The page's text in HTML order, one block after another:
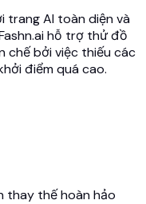
trang AI toàn diện và
hỗ trợ thử đồ
chế bởi việc thiếu các
điểm quá cao.
thay thế hoàn hảo